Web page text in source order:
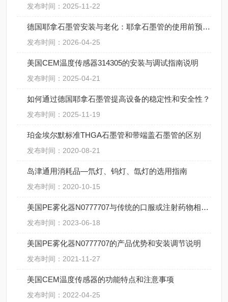
发布时间：2025-11-22
德国耶拿石墨管安装与老化：耶拿石墨管的使用前预处理步骤
发布时间：2026-04-25
美国CEM温度传感器314305的安装与调试指南说明
发布时间：2025-04-21
如何通过德国耶拿石墨管提高设备的稳定性和安全性？
发布时间：2025-11-19
珀金埃尔默标准THGA石墨管和带端盖石墨管的区别
发布时间：2020-08-21
岛津通用消耗品—氘灯、钨灯、氙灯的选用指南
发布时间：2020-10-15
美国PE雾化器N0777707与传统的口服或注射药物相比有哪些优点？
发布时间：2023-06-18
美国PE雾化器N0777707的产品优势和安装调节说明
发布时间：2021-11-27
美国CEM温度传感器的功能特点和注意事项
发布时间：2022-04-25